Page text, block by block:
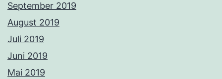
September 2019
August 2019
Juli 2019
Juni 2019
Mai 2019